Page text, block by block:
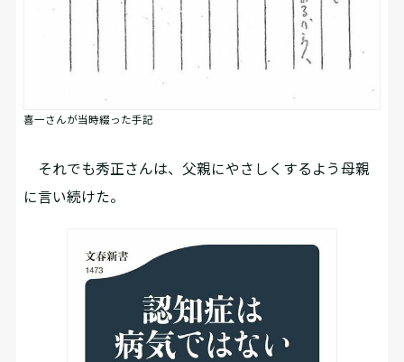
喜一さんが当時綴った手記
それでも秀正さんは、父親にやさしくするよう母親
に言い続けた。